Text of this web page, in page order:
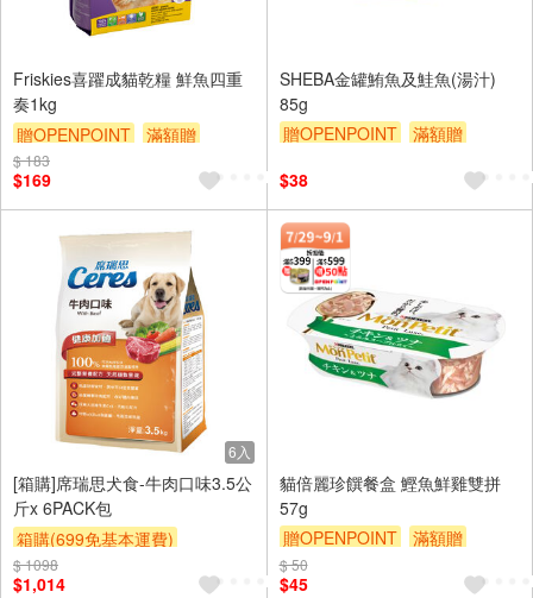
Friskies喜躍成貓乾糧 鮮魚四重
奏1kg
贈OPENPOINT
滿額贈
滿額9折
$ 183
$169
SHEBA金罐鮪魚及鮭魚(湯汁)
85g
贈OPENPOINT
滿額贈
$38
6入
[箱購]席瑞思犬食-牛肉口味3.5公
斤x 6PACK包
箱購(699免基本運費)
贈OPENPOINT
$ 1098
$1,014
貓倍麗珍饌餐盒 鰹魚鮮雞雙拼
57g
贈OPENPOINT
滿額贈
滿額9折
$ 50
$45